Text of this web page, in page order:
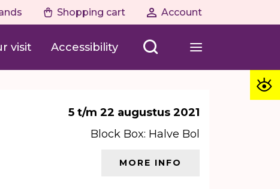
Shopping cart Account
visit Accessibility
5 t/m 22 augustus 2021
Block Box: Halve Bol
MORE INFO